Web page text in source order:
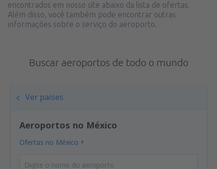
encontrados em nosso site abaixo da lista de ofertas.
Além disso, você também pode encontrar outras
informações sobre o serviço do aeroporto.
Buscar aeroportos de todo o mundo
Ver países
Aeroportos no México
Ofertas no México